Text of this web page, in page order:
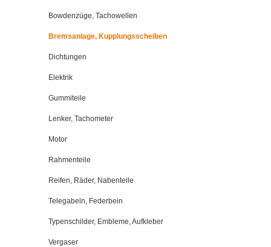
Bowdenzüge, Tachowellen
Bremsanlage, Kupplungsscheiben
Dichtungen
Elektrik
Gummiteile
Lenker, Tachometer
Motor
Rahmenteile
Reifen, Räder, Nabenteile
Telegabeln, Federbein
Typenschilder, Embleme, Aufkleber
Vergaser